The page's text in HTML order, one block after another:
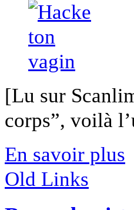
[Lu sur
corps”, voilà
En savoir plus
Old Links